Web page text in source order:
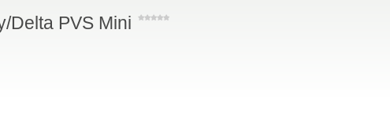
Delta PVS Mini